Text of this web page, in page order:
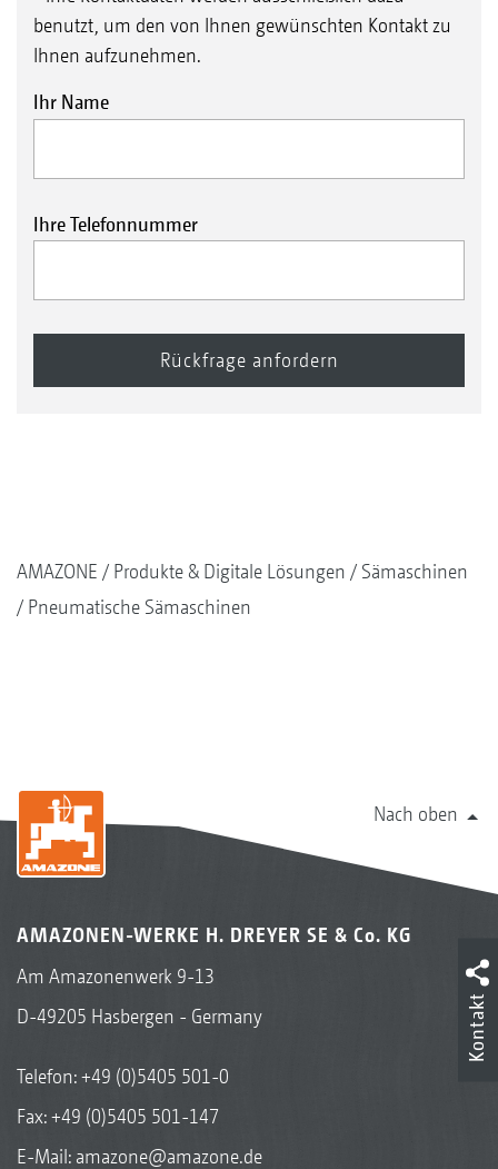
benutzt, um den von Ihnen gewünschten Kontakt zu
Ihnen aufzunehmen.
Ihr Name
Ihre Telefonnummer
AMAZONE Produkte & Digitale Lösungen
Sämaschinen
Pneumatische Sämaschinen
Nach oben
AMAZONEN-WERKE H. DREYER SE & Co. KG
Am Amazonenwerk 9-13
D-49205 Hasbergen - Germany
Telefon:+49 (0)5405 501-0
Fax: +49 (0)5405 501-147
E-Mail: amazone@amazone.de
Kontakt